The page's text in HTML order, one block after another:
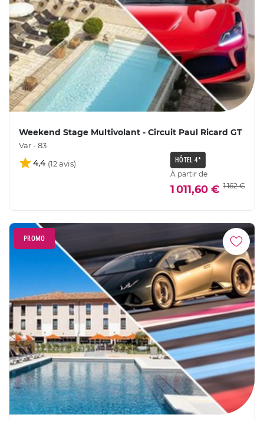
Weekend Stage Multivolant - Circuit Paul Ricard GT
Var - 83
4,4 HÔTEL 4*
À partir de
1 011,60 € 1 162 €
PROMO